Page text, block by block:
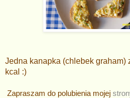
Jedna kanapka (chlebek graham)
kcal :)
Zapraszam do polubienia mojej